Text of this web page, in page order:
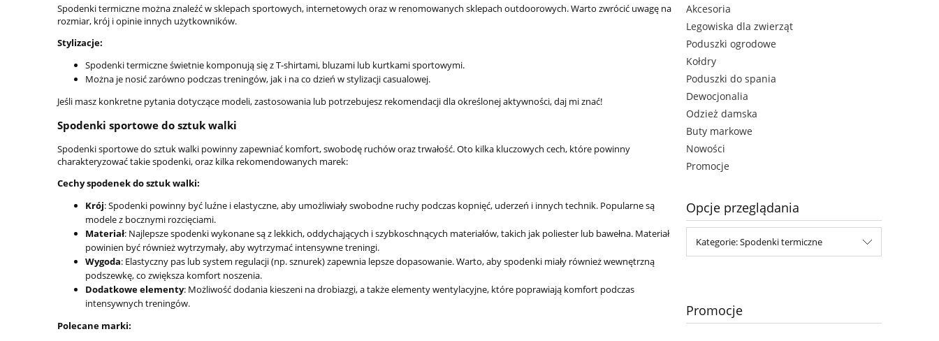
Spodenki termiczne można znaleźć w sklepach sportowych, internetowych oraz w renomowanych sklepach outdoorowych. Warto zwrócić uwagę na
rozmiar, krój i opinie innych użytkowników.
Stylizacje:
Spodenki termiczne świetnie komponują się z T-shirtami, bluzami lub kurtkami sportowymi.
Można je nosić zarówno podczas treningów, jak i na co dzień w stylizacji casualowej.
Jeśli masz konkretne pytania dotyczące modeli, zastosowania lub potrzebujesz rekomendacji dla określonej aktywności, daj mi znać!
Spodenki sportowe do sztuk walki
Spodenki sportowe do sztuk walki powinny zapewniać komfort, swobodę ruchów oraz trwałość. Oto kilka kluczowych cech, które powinny
charakteryzować takie spodenki, oraz kilka rekomendowanych marek:
Cechy spodenek do sztuk walki:
Krój: Spodenki powinny być luźne i elastyczne, aby umożliwiały swobodne ruchy podczas kopnięć, uderzeń i innych technik. Popularne są
modele z bocznymi rozcięciami.
Materiał: Najlepsze spodenki wykonane są z lekkich, oddychających i szybkoschnących materiałów, takich jak poliester lub bawełna. Materiał
powinien być również wytrzymały, aby wytrzymać intensywne treningi.
Wygoda: Elastyczny pas lub system regulacji (np. sznurek) zapewnia lepsze dopasowanie. Warto, aby spodenki miały również wewnętrzną
podszewkę, co zwiększa komfort noszenia.
Dodatkowe elementy: Możliwość dodania kieszeni na drobiazgi, a także elementy wentylacyjne, które poprawiają komfort podczas
intensywnych treningów.
Polecane marki:
Akcesoria
Legowiska dla zwierząt
Poduszki ogrodowe
Kołdry
Poduszki do spania
Dewocjonalia
Odzież damska
Buty markowe
Nowości
Promocje
Opcje przeglądania
Kategorie: Spodenki termiczne
Promocje